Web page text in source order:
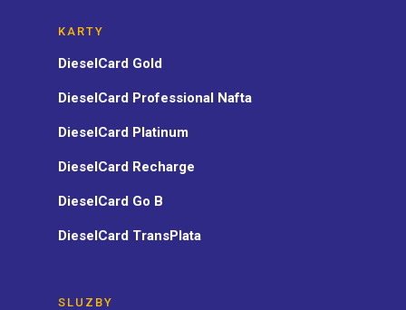
KARTY
DieselCard Gold
DieselCard Professional Nafta
DieselCard Platinum
DieselCard Recharge
DieselCard Go B
DieselCard TransPlata
SLUZBY